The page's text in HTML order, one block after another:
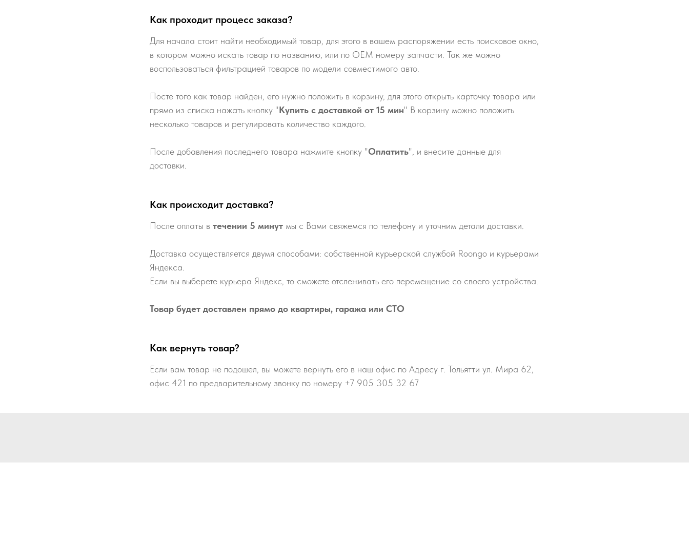
Как проходит процесс заказа?
Для начала стоит найти необходимый товар, для этого в вашем распоряжении есть поисковое окно,
в котором можно искать товар по названию, или по ОЕМ номеру запчасти. Так же можно
воспользоваться фильтрацией товаров по модели совместимого авто.
Посте того как товар найден, его нужно положить в корзину, для этого открыть карточку товара или
прямо из списка нажать кнопку "Купить с доставкой от 15 мин" В корзину можно положить
несколько товаров и регулировать количество каждого.
После добавления последнего товара нажмите кнопку "Оплатить", и внесите данные для
доставки.
Как происходит доставка?
После оплаты в течении 5 минут мы с Вами свяжемся по телефону и уточним детали доставки.
Доставка осуществляется двумя способами: собственной курьерской службой Roongo и курьерами
Яндекса.
Если вы выберете курьера Яндекс, то сможете отслеживать его перемещение со своего устройства.
Товар будет доставлен прямо до квартиры, гаража или СТО
Как вернуть товар?
Если вам товар не подошел, вы можете вернуть его в наш офис по Адресу г. Тольятти ул. Мира 62,
офис 421 по предварительному звонку по номеру +7 905 305 32 67